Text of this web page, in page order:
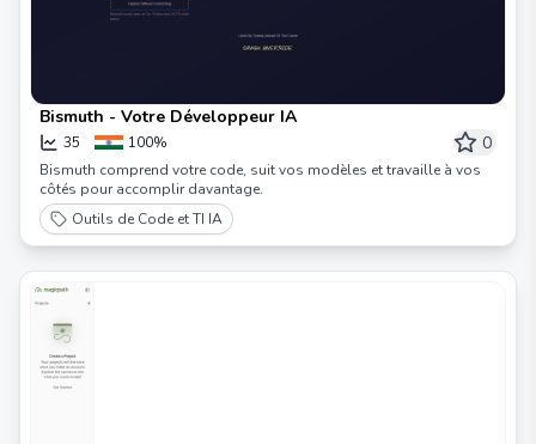
Bismuth - Votre Développeur IA
35 100% 0
Bismuth comprend votre code, suit vos modèles et travaille à vos
côtés pour accomplir davantage.
Outils de Code et TI IA